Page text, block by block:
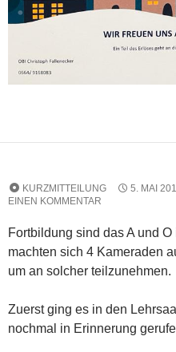
KURZMITTEILUNG 5. MAI
EINEN KOMMENTAR
Fortbildung sind das A und
machten sich 4 Kameraden
um an solcher teilzunehmen.
Zuerst ging es in den
nochmal in Erinnerung